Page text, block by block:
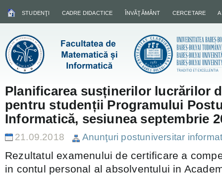
STUDENŢI CADRE DIDACTICE ÎNVĂŢĂMÂNT CERCETARE
Planificarea susținerilor lucrărilor
pentru studenții Programului
Informatică, sesiunea septembrie
21.09.2018 Anunţuri postuniversitar
Rezultatul examenului de certificare a
in contul personal al absolventului in